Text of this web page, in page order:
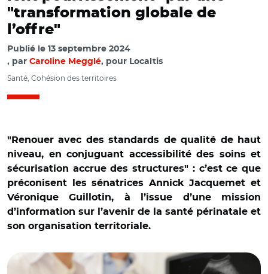
"transformation globale de
l’offre"
Publié le 13 septembre 2024
par Caroline Megglé, pour Localtis
Santé, Cohésion des territoires
"Renouer avec des standards de qualité de haut
niveau, en conjuguant accessibilité des soins et
sécurisation accrue des structures" : c’est ce que
préconisent les sénatrices Annick Jacquemet et
Véronique Guillotin, à l’issue d’une mission
d’information sur l’avenir de la santé périnatale et
son organisation territoriale.